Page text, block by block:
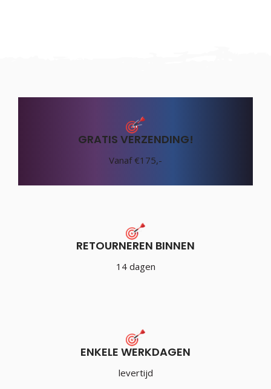
GRATIS VERZENDING!
Vanaf €175,-
RETOURNEREN BINNEN
14 dagen
ENKELE WERKDAGEN
levertijd